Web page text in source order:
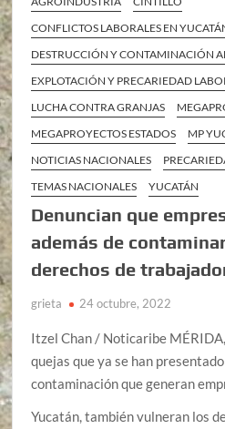
CONFLICTOS LABORALES EN
DESTRUCCIÓN Y CONTAMINACIÓN
EXPLOTACIÓN Y PRECARIEDAD
LUCHA CONTRA GRANJAS
MEGAPROYECTOS ESTADOS
MP
NOTICIAS NACIONALES
TEMAS NACIONALES
YUCATÁN
Denuncian que
además de
derechos de
grieta 24 octubre, 2022
Itzel Chan / Noticaribe
quejas que ya se han
contaminación que generan
Yucatán, también vulneran los